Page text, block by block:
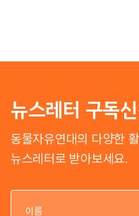
뉴스레터 구독
동물자유연대의 다양한
뉴스레터로 받아보세요.